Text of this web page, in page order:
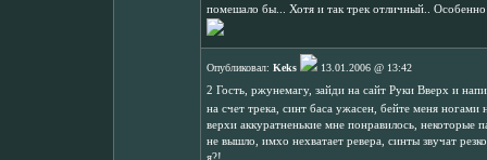
помешало бы... Хотя и так трек отличный..
Опубликовал: Keks
13.01.2006 @ 13:42
2 Гость, ржунемагу, зайди на сайт Руки Вверх и
на счет трека, синт баса ужасен, бейте меня
верхи аккуратненькие мне понравилось, некоторые
не вышло, имхо нехватает ревера, синты звучат
я?!